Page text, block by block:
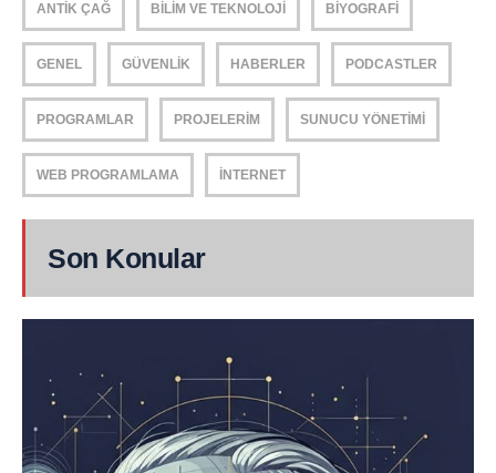
ANTIK ÇAĞ BILIM VE TEKNOLOJI BIYOGRAFI
GENEL GÜVENLIK HABERLER PODCASTLER
PROGRAMLAR PROJELERIM SUNUCU YÖNETIMI
WEB PROGRAMLAMA İNTERNET
Son Konular